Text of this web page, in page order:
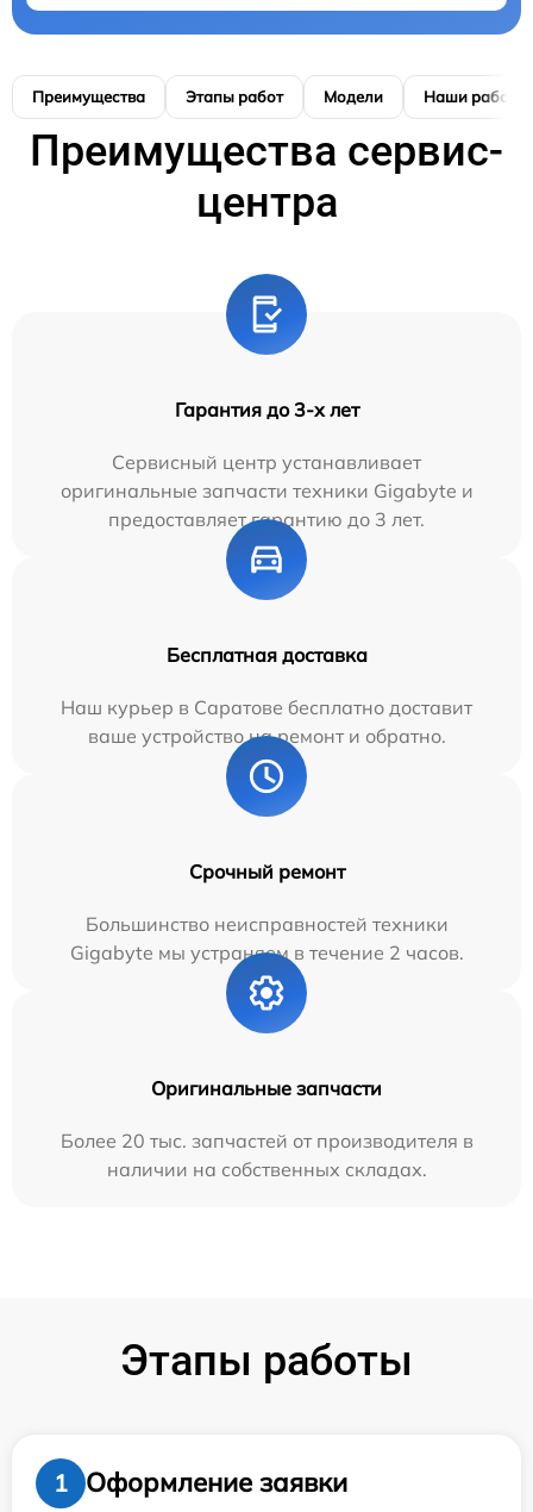
Преимущества Этапы работ Модели Наши работы
Преимущества сервис-
центра
Гарантия до 3-х лет
Сервисный центр устанавливает
оригинальные запчасти техники Gigabyte и
предоставляет гарантию до 3 лет.
Бесплатная доставка
Наш курьер в Саратове бесплатно доставит
ваше устройство на ремонт и обратно.
Срочный ремонт
Большинство неисправностей техники
Gigabyte мы устраняем в течение 2 часов.
Оригинальные запчасти
Более 20 тыс. запчастей от производителя в
наличии на собственных складах.
Этапы работы
1
Оформление заявки